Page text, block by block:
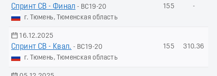
Спринт СВ - Финал - ВС19-20
г. Тюмень, Тюменская область
155 -
16.12.2025
Спринт СВ - Квал. - ВС19-20
г. Тюмень, Тюменская область
155 310.36